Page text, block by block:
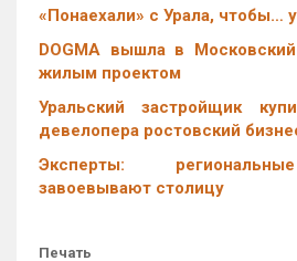
«Понаехали» с Урала, чтобы…
DOGMA вышла в
жилым проектом
Уральский застройщик
девелопера ростовский
Эксперты:
завоевывают столицу
Печать